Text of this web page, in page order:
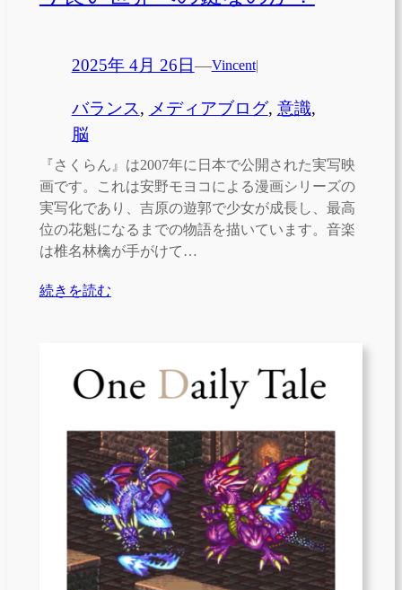
2025年 4月 26日—Vincent|
バランス, メディアブログ, 意識
脳
『さくらん』は2007年に日本で公開された実写映
画です。これは安野モヨコによる漫画シリーズの
実写化であり、吉原の遊郭で少女が成長し、最高
位の花魁になるまでの物語を描いています。音楽
は椎名林檎が手がけて…
続きを読む